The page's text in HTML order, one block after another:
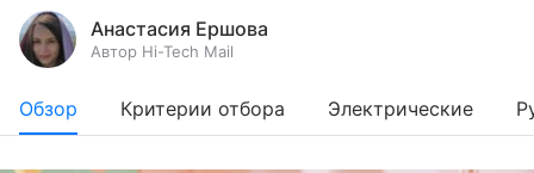
Анастасия Ершова
Автор Hi-Tech Mail
Обзор Критерии отбора Электрические